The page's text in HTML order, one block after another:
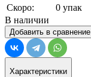
Скоро:
0 упак
В наличии
Добавить в сравнение
Характеристики